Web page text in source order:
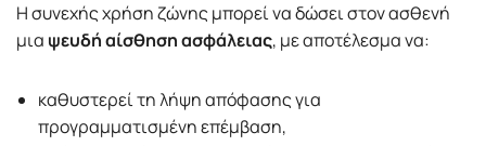
Η συνεχής χρήση ζώνης μπορεί να δώσει στον ασθενή
μια ψευδή αίσθηση ασφάλειας, με αποτέλεσμα να:
καθυστερεί τη λήψη απόφασης για
προγραμματισμένη επέμβαση,